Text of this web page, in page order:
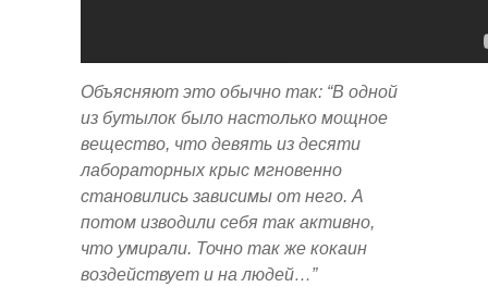
Объясняют это обычно так: “В одной
из бутылок было настолько мощное
вещество, что девять из десяти
лабораторных крыс мгновенно
становились зависимы от него. А
потом изводили себя так активно,
что умирали. Точно так же кокаин
воздействует и на людей…”